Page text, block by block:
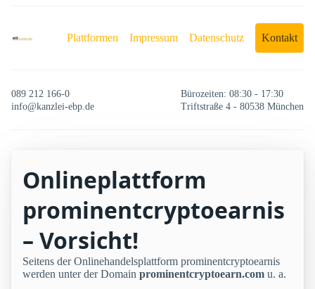
Plattformen Impressum Datenschutz Kontakt
089 212 166-0
info@kanzlei-ebp.de
Bürozeiten: 08:30 - 17:30
Triftstraße 4 - 80538 München
Onlineplattform
prominentcryptoearnis
– Vorsicht!
Seitens der Onlinehandelsplattform prominentcryptoearnis
werden unter der Domain prominentcryptoearn.com u. a.